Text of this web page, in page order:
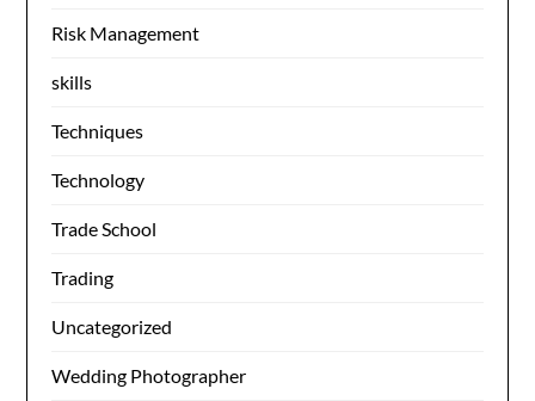
Risk Management
skills
Techniques
Technology
Trade School
Trading
Uncategorized
Wedding Photographer